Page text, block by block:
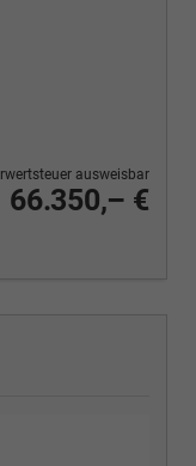
66.350,– €
ausweisbar